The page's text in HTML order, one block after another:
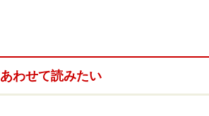
あわせて読みたい